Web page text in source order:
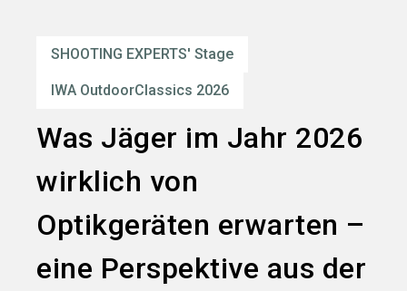
SHOOTING EXPERTS' Stage
IWA OutdoorClassics 2026
Was Jäger im Jahr 2026
wirklich von
Optikgeräten erwarten –
eine Perspektive aus der